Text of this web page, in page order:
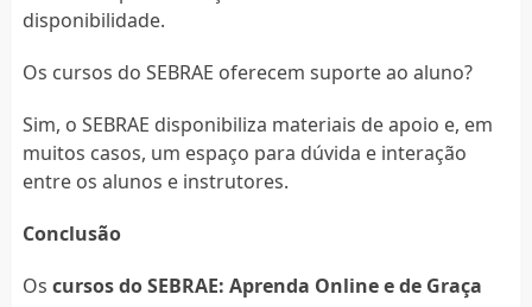
disponibilidade.
Os cursos do SEBRAE oferecem suporte ao aluno?
Sim, o SEBRAE disponibiliza materiais de apoio e, em
muitos casos, um espaço para dúvida e interação
entre os alunos e instrutores.
Conclusão
Os cursos do SEBRAE: Aprenda Online e de Graça